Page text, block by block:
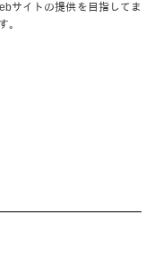
サイトの提供を目指してま
。